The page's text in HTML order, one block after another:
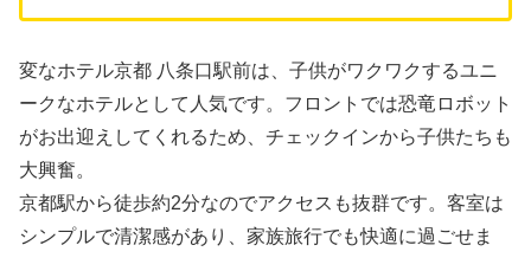
変なホテル京都 八条口駅前は、子供がワクワクするユニ
ークなホテルとして人気です。フロントでは恐竜ロボット
がお出迎えしてくれるため、チェックインから子供たちも
大興奮。
京都駅から徒歩約2分なのでアクセスも抜群です。客室は
シンプルで清潔感があり、家族旅行でも快適に過ごせま